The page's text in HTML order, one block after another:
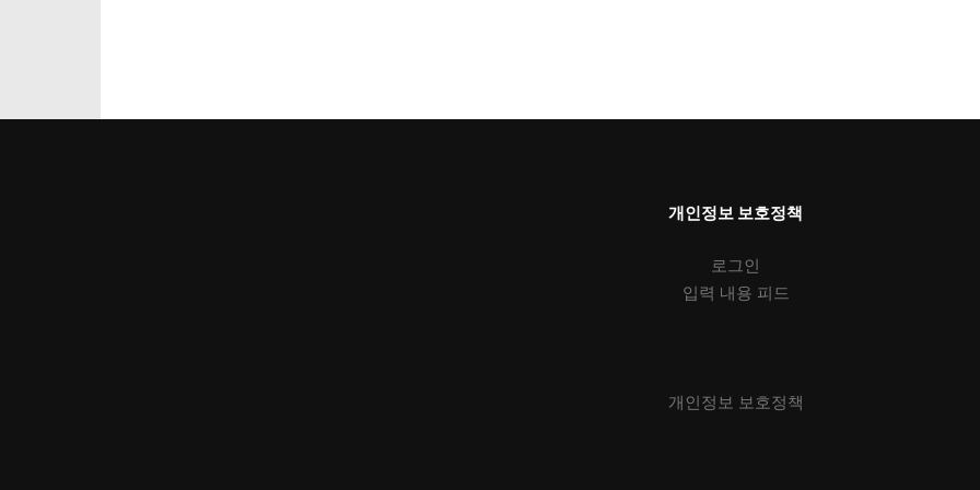
개인정보 보호정책
로그인
입력 내용 피드
개인정보 보호정책